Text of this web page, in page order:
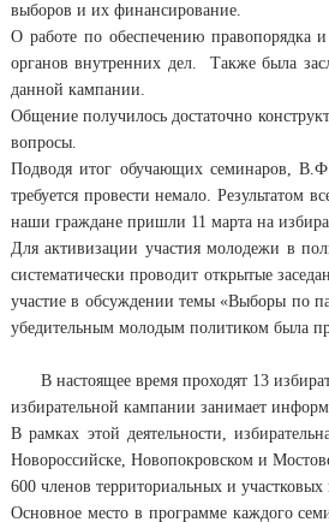
выборов и их финансирование.
О работе по обеспечению правопорядка
органов внутренних дел. Также была
данной кампании.
Общение получилось достаточно
вопросы.
Подводя итог обучающих семинаров,
требуется провести немало. Результатом
наши граждане пришли 11 марта на
Для активизации участия молодежи в
систематически проводит открытые
участие в обсуждении темы «Выборы по
убедительным молодым политиком была
В настоящее время проходят 13
избирательной кампании занимает
В рамках этой деятельности,
Новороссийске, Новопокровском и
600 членов территориальных и
Основное место в программе каждого